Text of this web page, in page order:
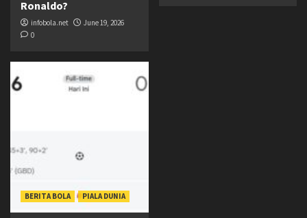
Ronaldo?
infobola.net
June 19, 2026
0
BERITA BOLA PIALA DUNIA